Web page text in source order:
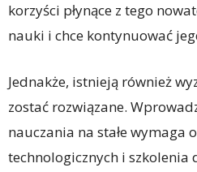
korzyści płynące z tego
nauki i chce kontynuować
Jednakże, istnieją również
zostać rozwiązane.
nauczania na stałe wymaga
technologicznych i szkolenia